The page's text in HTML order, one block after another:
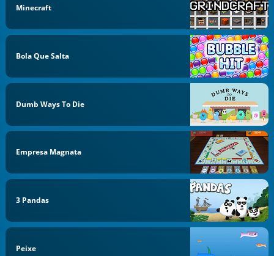
Minecraft
Bola Que Salta
Dumb Ways To Die
Empresa Magnata
3 Pandas
Peixe